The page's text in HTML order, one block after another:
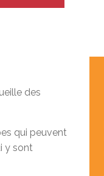
des
qui peuvent
y sont